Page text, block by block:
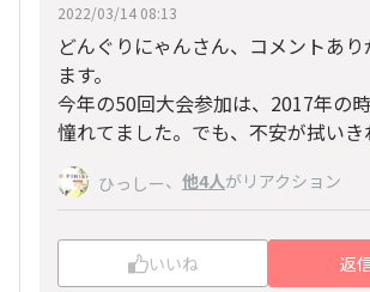
2022/03/14 08:13
どんぐりにゃんさん、コメントあ
ます。
今年の50回大会参加は、2017年の
憧れてました。でも、不安が拭い
ひっしー、 他4人がリアクション
いいね 返